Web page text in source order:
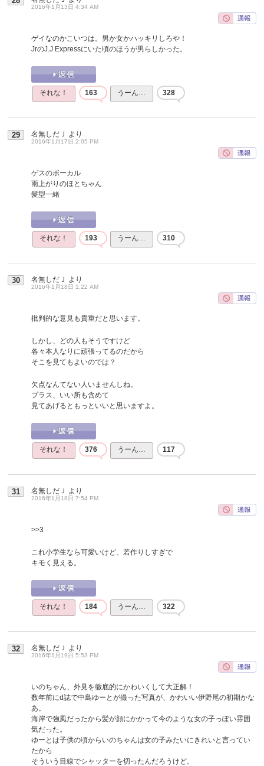
2016年1月13日 4:34 AM
ゲイなのかこいつは。男か女かハッキリしろや！
JrのJ.J Expressにいた頃のほうが男らしかった。
それな！ 163 うーん… 328
29 名無しだＪ より
2016年1月17日 2:05 PM
ゲスのボーカル
雨上がりのほとちゃん
髪型一緒
それな！ 193 うーん… 310
30 名無しだＪ より
2016年1月18日 1:22 AM
批判的な意見も貴重だと思います。
しかし、どの人もそうですけど
各々本人なりに頑張ってるのだから
そこを見てもよいのでは？
欠点なんてない人いませんしね。
プラス、いい所も含めて
見てあげるともっといいと思いますよ。
それな！ 376 うーん… 117
31 名無しだＪ より
2016年1月18日 7:54 PM
>>3
これ小学生なら可愛いけど、若作りしすぎで
キモく見える。
それな！ 184 うーん… 322
32 名無しだＪ より
2016年1月19日 5:53 PM
いのちゃん、外見を徹底的にかわいくして大正解！
数年前にd誌で中島ゆーとが撮った写真が、かわいい伊野尾の初期かな
あ。
海岸で強風だったから髪が顔にかかって今のような女の子っぽい雰囲
気だった。
ゆーとは子供の頃からいのちゃんは女の子みたいにきれいと言ってい
たから
そういう目線でシャッターを切ったんだろうけど。